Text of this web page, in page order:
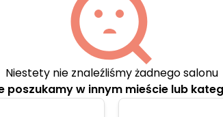
Niestety nie znaleźliśmy żadnego salonu
poszukamy w innym mieście lub